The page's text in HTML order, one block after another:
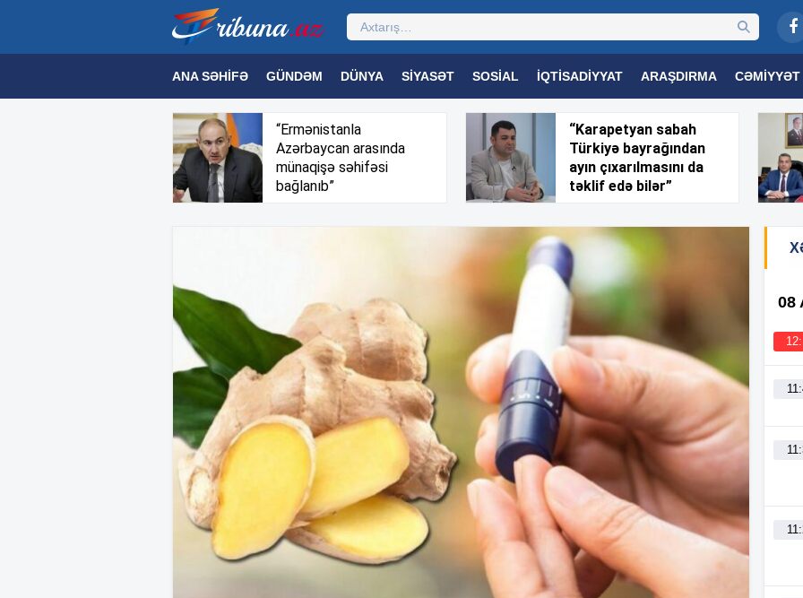
ANA SƏHIFƏ GÜNDƏM DÜNYA SIYASƏT SOSIAL İQTISADIYYAT ARAŞDIRMA CƏMIYYƏT
MƏDƏNIYYƏT MAQAZIN TEXNOLOGIYA TƏHSIL SAĞLAMLIQ MARAQLI
“Ermənistanla
Azərbaycan arasında
münaqişə səhifəsi
bağlanıb”
“Karapetyan sabah
Türkiyə bayrağından
ayın çıxarılmasını da
təklif edə bilər”
08